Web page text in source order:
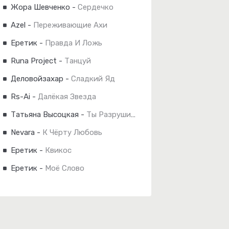
Жора Шевченко - Сердечко
Azel - Переживающие Ахи
Еретик - Правда И Ложь
Runa Project - Танцуй
Деловойзахар - Сладкий Яд
Rs-Ai - Далёкая Звезда
Татьяна Высоцкая - Ты Разрушил Все Мои Пароли
Nevara - К Чёрту Любовь
Еретик - Квикос
Еретик - Моё Слово